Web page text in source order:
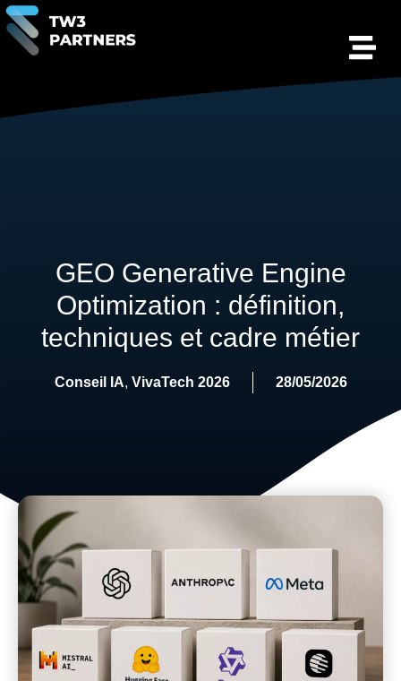
GEO Generative Engine
Optimization : définition,
techniques et cadre métier
Conseil IA, VivaTech 2026 28/05/2026